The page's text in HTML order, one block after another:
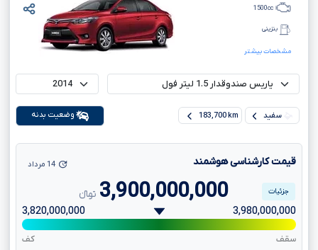
مشخصات بیشتر
1500cc
بنزینی
سفید 183,700 km وضعیت بدنه
قیمت کارشناسی هوشمند
3,900,000,000 تومانءءء
14 مرداد
جزئیات
3,980,000,000
3,820,000,000
سقف
کف